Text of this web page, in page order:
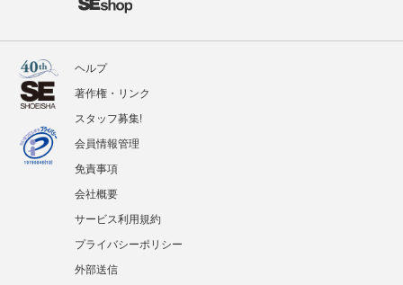
ヘルプ
著作権・リンク
スタッフ募集!
会員情報管理
免責事項
会社概要
サービス利用規約
プライバシーポリシー
外部送信